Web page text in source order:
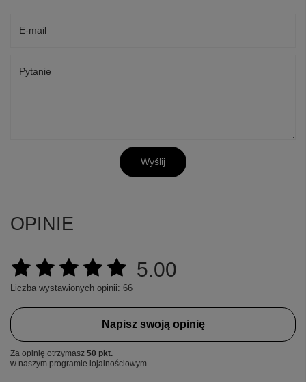
E-mail
Pytanie
Wyślij
OPINIE
5.00
Liczba wystawionych opinii: 66
Napisz swoją opinię
Za opinię otrzymasz 50 pkt.
w naszym programie lojalnościowym.